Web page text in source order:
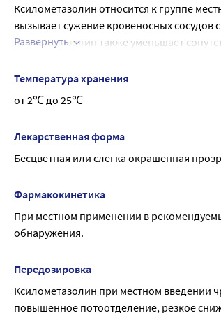
Ксилометазолин относится к группе
вызывает сужение кровеносных сосудов
Ксилометазолин также уменьшает
чувствительной слизистой оболочкой,
значение pH, характерное для полости
В терапевтических концентрациях
ксилометазолин подавляет
Развернуть
Температура хранения
от 2℃ до 25℃
Лекарственная форма
Бесцветная или слегка окрашенная
Фармакокинетика
При местном применении в
обнаружения.
Передозировка
Ксилометазолин при местном введении
повышенное потоотделение, резкое